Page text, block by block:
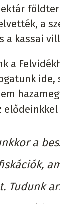
a
a kassai
a
ide,
a
Tudunk